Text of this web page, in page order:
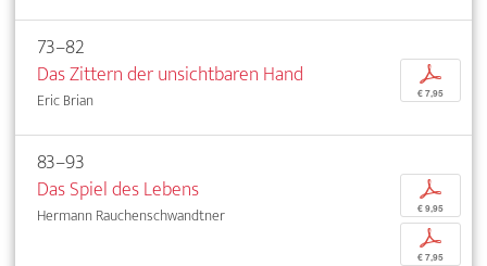
73–82
Das Zittern der unsichtbaren Hand
Eric Brian
p
€ 7,95
83–93
Das Spiel des Lebens
Hermann Rauchenschwandtner
p
€ 9,95
p
€ 7,95